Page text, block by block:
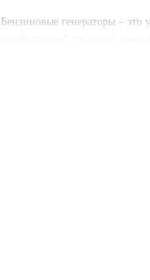
Бензиновые генераторы – это